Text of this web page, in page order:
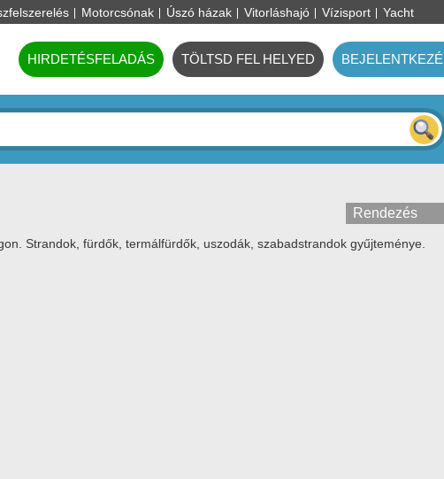
Motorcsónak Úszó házak Vitorláshajó Vízisport Yacht
HIRDETÉSFELADÁS TÖLTSD FEL HELYED
Strandok, fürdők, termálfürdők, uszodák, szabadstrandok gyűjteménye.